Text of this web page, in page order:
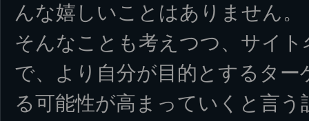
んな嬉しいことはありません。
そんなことも考えつつ、サイ
で、より自分が目的とするタ
る可能性が高まっていくと言う